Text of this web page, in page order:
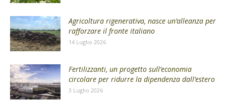
Agricoltura rigenerativa, nasce un’alleanza per
rafforzare il fronte italiano
14 Luglio 2026
Fertilizzanti, un progetto sull’economia
circolare per ridurre la dipendenza dall’estero
3 Luglio 2026